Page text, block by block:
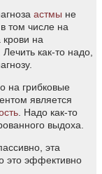
астмы не
том числе на
крови на
как-то надо,
на грибковые
является
. Надо как-то
выдоха.
эта
это эффективно